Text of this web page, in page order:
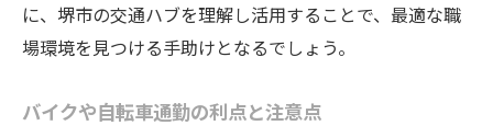
堺市での職場風土を知るためのリサーチ法
異業種転職で感じる堺市の企業文化差
ィ
に、堺市の交通ハブを理解し活用することで、最適な職
場環境を見つける手助けとなるでしょう。
バイクや自転車通勤の利点と注意点